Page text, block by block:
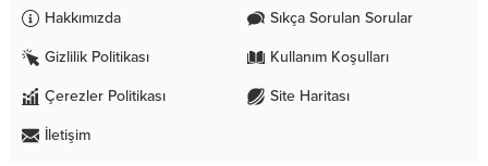
Hakkımızda Sıkça Sorulan Sorular
Gizlilik Politikası Kullanım Koşulları
Çerezler Politikası Site Haritası
İletişim